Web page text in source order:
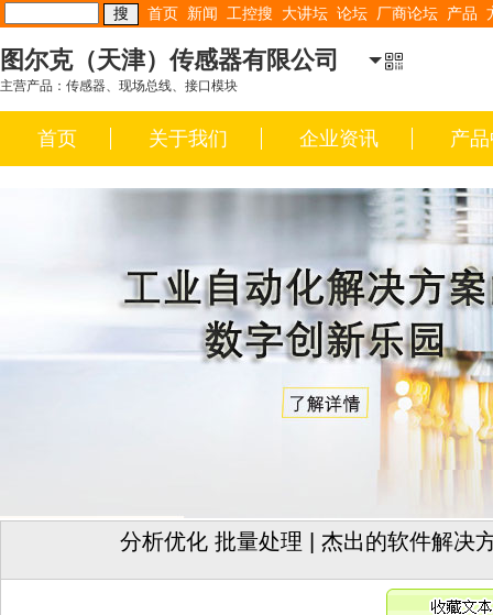
首页 新闻 工控搜 大讲坛 论坛 厂商论坛 产品
图尔克（天津）传感器有限公司
主营产品：传感器、现场总线、接口模块
首页 关于我们 企业资讯 产
分析优化 批量处理 | 杰出的软件解